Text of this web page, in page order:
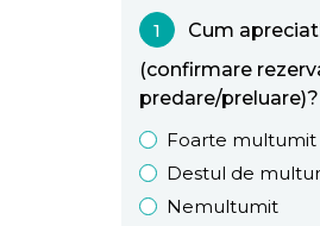
1
Cum
(confirmare
predare/preluare)?
Foarte multumit
Destul de
Nemultumit